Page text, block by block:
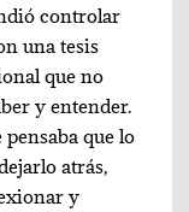
controlar
una tesis
que no
y entender.
que lo
atrás,
y